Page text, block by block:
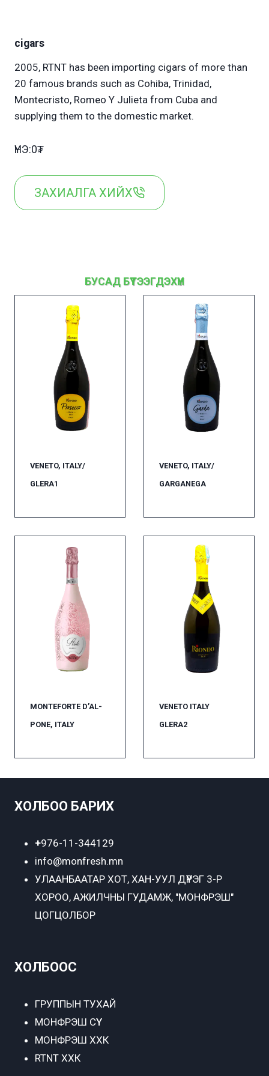
cigars
2005, RTNT has been importing cigars of more than
20 famous brands such as Cohiba, Trinidad,
Montecristo, Romeo Y Julieta from Cuba and
supplying them to the domestic market.
ҮНЭ:0₮
ЗАХИАЛГА ХИЙХ
БУСАД БҮТЭЭГДЭХҮҮН
VENETO, ITALY/
GLERA1
VENETO, ITALY/
GARGANEGA
MONTEFORTE D’AL-
PONE, ITALY
VENETO ITALY
GLERA2
ХОЛБОО БАРИХ
+976-11-344129
info@monfresh.mn
УЛААНБААТАР ХОТ, ХАН-УУЛ ДҮҮРЭГ 3-Р
ХОРОО, АЖИЛЧНЫ ГУДАМЖ, "МОНФРЭШ"
ЦОГЦОЛБОР
ХОЛБООС
ГРУППЫН ТУХАЙ
МОНФРЭШ СҮҮ
МОНФРЭШ ХХК
RTNT ХХК